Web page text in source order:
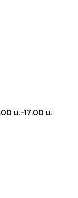
น.-17.00 น.